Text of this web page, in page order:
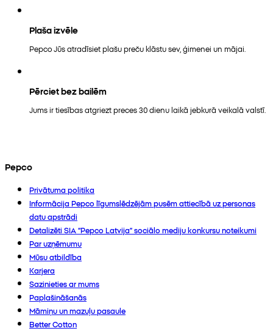
Plaša izvēle
Pepco Jūs atradīsiet plašu preču klāstu sev, ģimenei un mājai.
Pērciet bez bailēm
Jums ir tiesības atgriezt preces 30 dienu laikā jebkurā veikalā valstī.
Pepco
Privātuma politika
Informācija Pepco līgumslēdzējām pusēm attiecībā uz personas
datu apstrādi
Detalizēti SIA “Pepco Latvija” sociālo mediju konkursu noteikumi
Par uzņēmumu
Mūsu atbildība
Karjera
Sazinieties ar mums
Paplašināšanās
Māmiņu un mazuļu pasaule
Better Cotton